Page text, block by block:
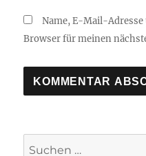
Name, E-Mail-Adresse
Browser für meinen